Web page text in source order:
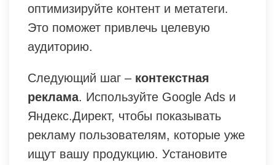
оптимизируйте контент и метатеги.
Это поможет привлечь целевую
аудиторию.
Следующий шаг – контекстная
реклама. Используйте Google Ads и
Яндекс.Директ, чтобы показывать
рекламу пользователям, которые уже
ищут вашу продукцию. Установите